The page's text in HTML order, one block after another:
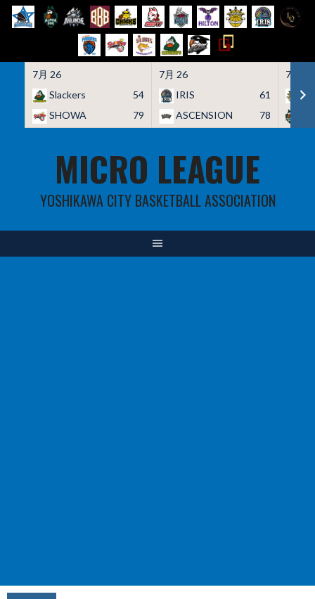
7月 26
Slackers
54
SHOWA
79
7月 26
IRIS
61
ASCENSION
78
7月 26
MICRO LEAGUE
YOSHIKAWA CITY BASKETBALL ASSOCIATION